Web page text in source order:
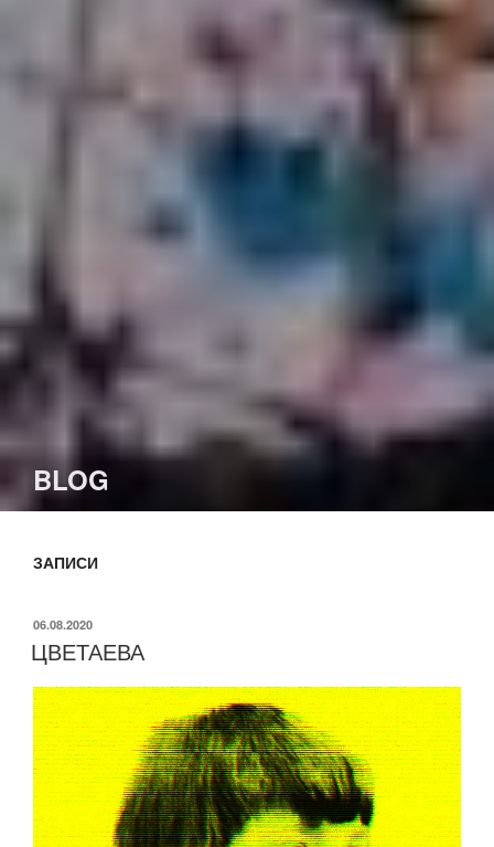
BLOG
ЗАПИСИ
ОПУБЛИКОВАНО
06.08.2020
ЦВЕТАЕВА